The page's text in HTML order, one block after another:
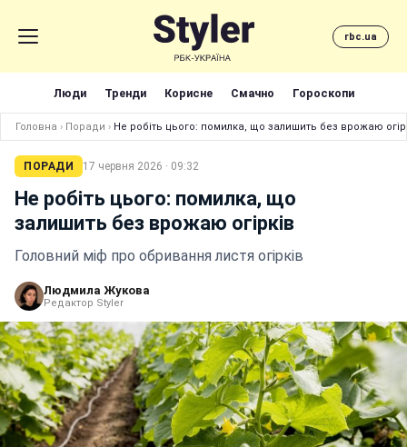
rbc.ua
Люди Тренди Корисне Смачно Гороскопи
Головна › Поради › Не робіть цього: помилка, що залишить без врожаю
ПОРАДИ 17 червня 2026 · 09:32
Не робіть цього: помилка, що
залишить без врожаю огірків
Головний міф про обривання листя огірків
Людмила Жукова
Редактор Styler